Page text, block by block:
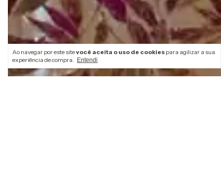
Ao navegar por este sitevocê aceita o uso de cookies para agilizar a sua
experiência de compra.
Entendi